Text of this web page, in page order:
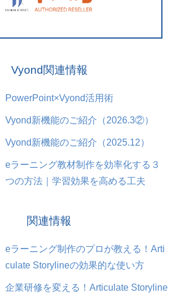
Vyond関連情報
PowerPoint×Vyond活用術
Vyond新機能のご紹介（2026.3②）
Vyond新機能のご紹介（2025.12）
eラーニング教材制作を効率化する３
つの方法｜学習効果を高める工夫
関連情報
eラーニング制作のプロが教える！Arti
culate Storylineの効果的な使い方
企業研修を変える！Articulate Storyline